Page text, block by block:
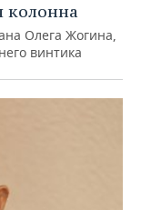
колонна
Олега Жогина,
винтика